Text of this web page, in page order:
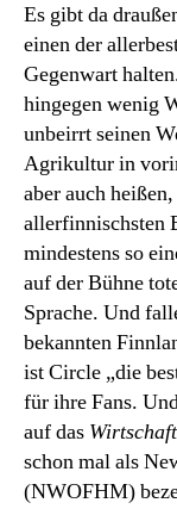
Es gibt da
einen der
Gegenwart
hingegen wenig
unbeirrt seinen
Agrikultur in
aber auch
allerfinnischsten
mindestens so
auf der Bühne
Sprache. Und
bekannten
ist Circle „die
für ihre Fans.
auf das
schon mal als
(NWOFHM)